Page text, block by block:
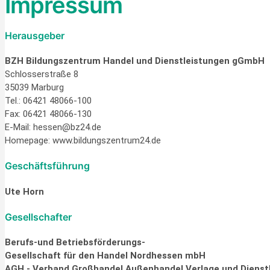
Herausgeber
BZH Bildungszentrum Handel und Dienstleistungen gGmbH
Schlosserstraße 8
35039 Marburg
Tel.: 06421 48066-100
Fax: 06421 48066-130
E-Mail: hessen@bz24.de
Homepage: www.bildungszentrum24.de
Geschäftsführung
Ute Horn
Gesellschafter
Berufs-und Betriebsförderungs-
Gesellschaft für den Handel Nordhessen mbH